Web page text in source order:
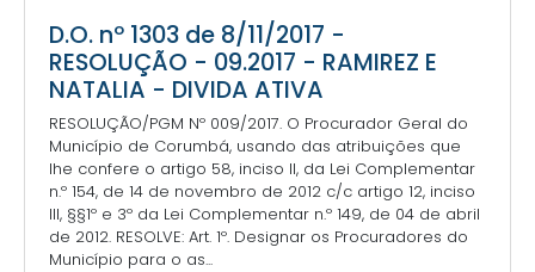
D.O. nº 1303 de 8/11/2017 -
RESOLUÇÃO - 09.2017 - RAMIREZ E
NATALIA - DIVIDA ATIVA
RESOLUÇÃO/PGM Nº 009/2017. O Procurador Geral do
Município de Corumbá, usando das atribuições que
lhe confere o artigo 58, inciso II, da Lei Complementar
n.º 154, de 14 de novembro de 2012 c/c artigo 12, inciso
III, §§1º e 3º da Lei Complementar n.º 149, de 04 de abril
de 2012. RESOLVE: Art. 1º. Designar os Procuradores do
Município para o as...